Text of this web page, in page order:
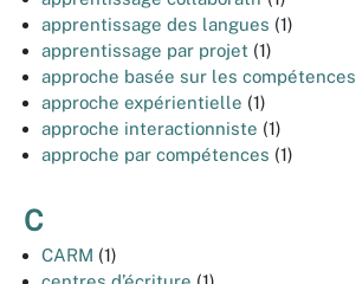
apprentissage des langues (1)
apprentissage par projet (1)
approche basée sur les compétences
approche expérientielle (1)
approche interactionniste (1)
approche par compétences (1)
C
CARM (1)